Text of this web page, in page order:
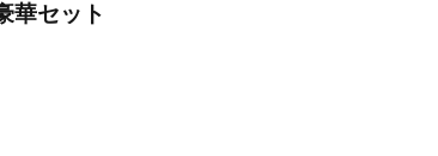
華セット